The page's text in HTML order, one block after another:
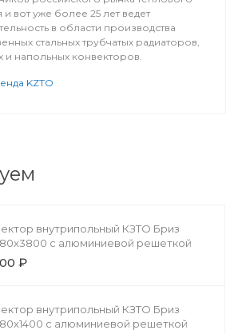
вот уже более 25 лет ведет
в области производства
стальных трубчатых радиаторов,
и напольных конвекторов.
KZTO
внутрипольный КЗТО Бриз
с алюминиевой решеткой
₽
внутрипольный КЗТО Бриз
с алюминиевой решеткой